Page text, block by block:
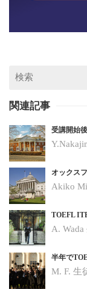
関連記事
受講開始
オックス
Akiko
TOEFL
A.
半年で
M. F. 生